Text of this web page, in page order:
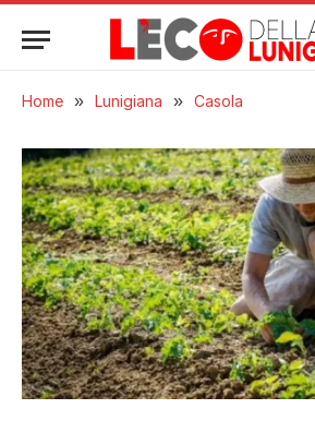
Home » Lunigiana » Casola